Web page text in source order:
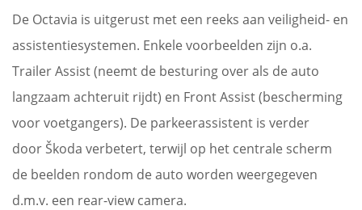
De Octavia is uitgerust met een reeks aan veiligheid- en
assistentiesystemen. Enkele voorbeelden zijn o.a.
Trailer Assist (neemt de besturing over als de auto
langzaam achteruit rijdt) en Front Assist (bescherming
voor voetgangers). De parkeerassistent is verder
door Škoda verbetert, terwijl op het centrale scherm
de beelden rondom de auto worden weergegeven
d.m.v. een rear-view camera.